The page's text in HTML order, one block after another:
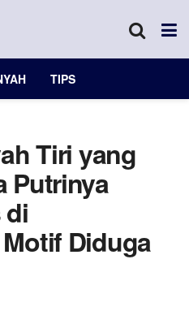
TIPS
Tiri yang
Putrinya
di
Diduga